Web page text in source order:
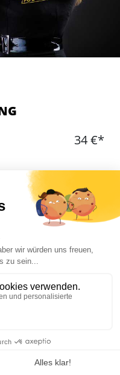
34 €*
durch 1-2 falsche